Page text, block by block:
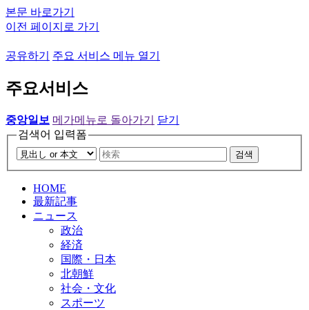
본문 바로가기
이전 페이지로 가기
공유하기 주요 서비스 메뉴 열기
주요서비스
중앙일보 메가메뉴로 돌아가기
닫기
검색어 입력폼
검색
HOME
最新記事
ニュース
政治
経済
国際・日本
北朝鮮
社会・文化
スポーツ